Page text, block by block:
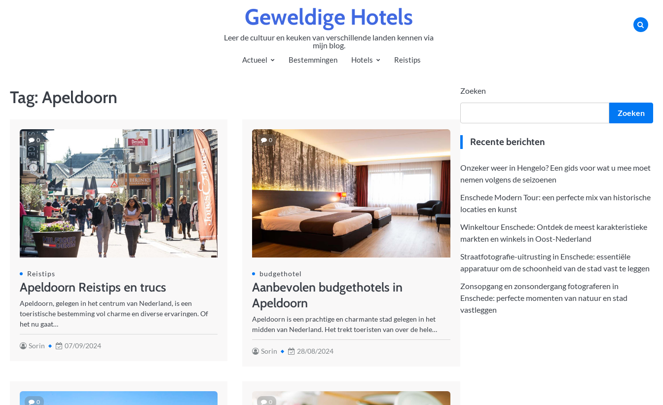
Geweldige Hotels
Leer de cultuur en keuken van verschillende landen kennen via
mijn blog.
Actueel Bestemmingen Hotels Reistips
Tag: Apeldoorn
0
Reistips
Apeldoorn Reistips en trucs
Apeldoorn, gelegen in het centrum van Nederland, is een
toeristische bestemming vol charme en diverse ervaringen. Of
het nu gaat…
Sorin 07/09/2024
0
budgethotel
Aanbevolen budgethotels in
Apeldoorn
Apeldoorn is een prachtige en charmante stad gelegen in het
midden van Nederland. Het trekt toeristen van over de hele…
Sorin 28/08/2024
0 0
Zoeken
Zoeken
Recente berichten
Onzeker weer in Hengelo? Een gids voor wat u mee moet
nemen volgens de seizoenen
Enschede Modern Tour: een perfecte mix van historische
locaties en kunst
Winkeltour Enschede: Ontdek de meest karakteristieke
markten en winkels in Oost-Nederland
Straatfotografie-uitrusting in Enschede: essentiële
apparatuur om de schoonheid van de stad vast te leggen
Zonsopgang en zonsondergang fotograferen in
Enschede: perfecte momenten van natuur en stad
vastleggen